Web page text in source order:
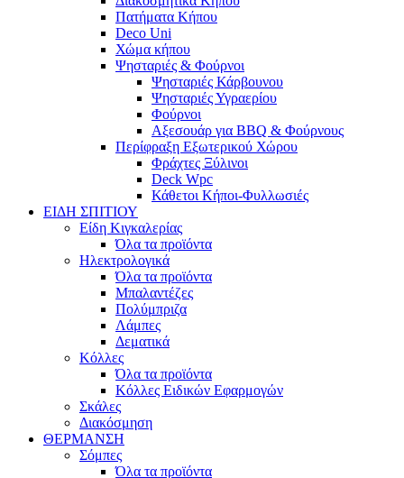
Πατήματα Κήπου
Deco Uni
Χώμα κήπου
Ψησταριές & Φούρνοι
Ψησταριές Κάρβουνου
Ψησταριές Υγραερίου
Φούρνοι
Αξεσουάρ για BBQ & Φούρνους
Περίφραξη Εξωτερικού Χώρου
Φράχτες Ξύλινοι
Deck Wpc
Κάθετοι Κήποι-Φυλλωσιές
ΕΙΔΗ ΣΠΙΤΙΟΥ
Είδη Κιγκαλερίας
Όλα τα προϊόντα
Ηλεκτρολογικά
Όλα τα προϊόντα
Μπαλαντέζες
Πολύμπριζα
Λάμπες
Δεματικά
Κόλλες
Όλα τα προϊόντα
Κόλλες Ειδικών Εφαρμογών
Σκάλες
Διακόσμηση
ΘΕΡΜΑΝΣΗ
Σόμπες
Όλα τα προϊόντα